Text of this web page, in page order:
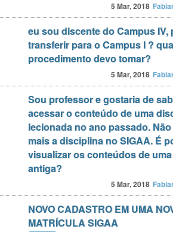
5 Mar, 2018
eu sou discente do Campus IV,
transferir para o Campus I ?
procedimento devo tomar?
5 Mar, 2018
Sou professor e gostaria de
acessar o conteúdo de uma
lecionada no ano passado.
mais a disciplina no SIGAA. É
visualizar os conteúdos de
antiga?
5 Mar, 2018
NOVO CADASTRO EM UMA
MATRÍCULA SIGAA